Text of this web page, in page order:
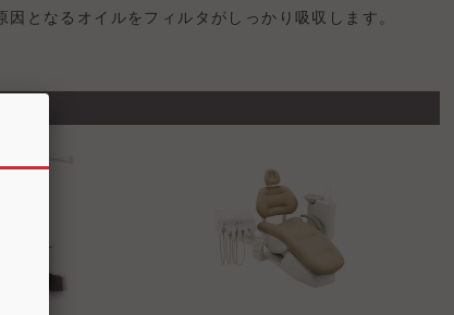
因となるオイルをフィルタがしっかり吸収します。